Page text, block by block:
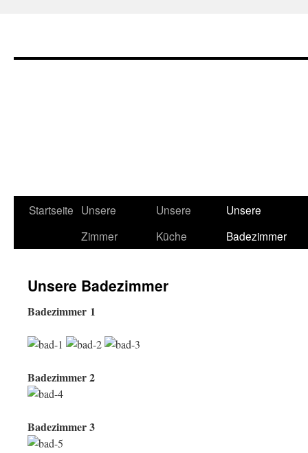
Springe
Startseite Unsere
Zimmer
Unsere
Küche
Unsere
Badezimmer
Unsere Badezimmer
Badezimmer 1
Badezimmer 2
Badezimmer 3